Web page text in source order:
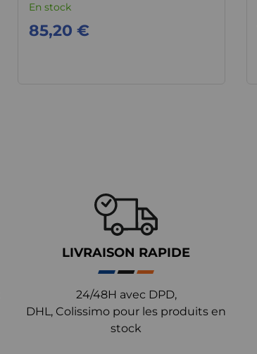
En stock
85,20 €
LIVRAISON RAPIDE
24/48H avec DPD,
DHL, Colissimo pour les produits en
stock